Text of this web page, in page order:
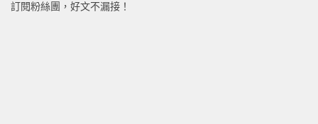
訂閱粉絲團，好文不漏接！